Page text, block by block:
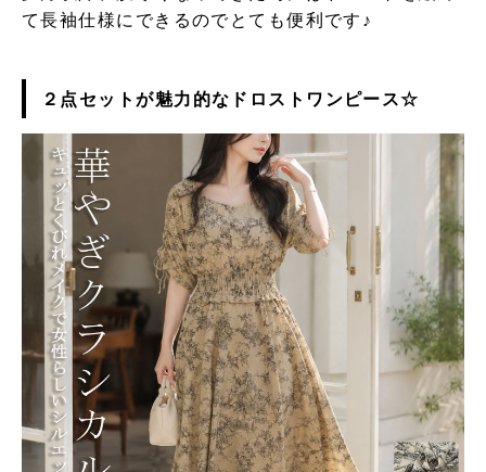
て長袖仕様にできるのでとても便利です♪
２点セットが魅力的なドロストワンピース☆